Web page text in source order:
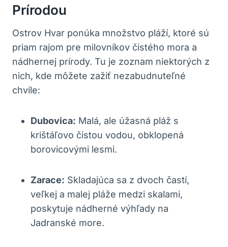
Prírodou
Ostrov Hvar ponúka množstvo pláží, ktoré sú
priam rajom pre milovníkov čistého mora a
nádhernej prírody. Tu je zoznam niektorých z
nich, kde môžete zažiť nezabudnuteľné
chvíle:
Dubovica: Malá, ale úžasná pláž s
krištáľovo čistou vodou, obklopená
borovicovými lesmi.
Zarace: Skladajúca sa z dvoch častí,
veľkej a malej pláže medzi skalami,
poskytuje nádherné výhľady na
Jadranské more.